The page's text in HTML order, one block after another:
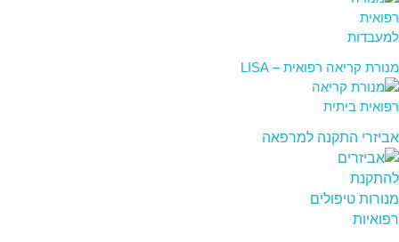
מנורת קריאה רפואית – LISA
אביזרי התקנה למרפאה